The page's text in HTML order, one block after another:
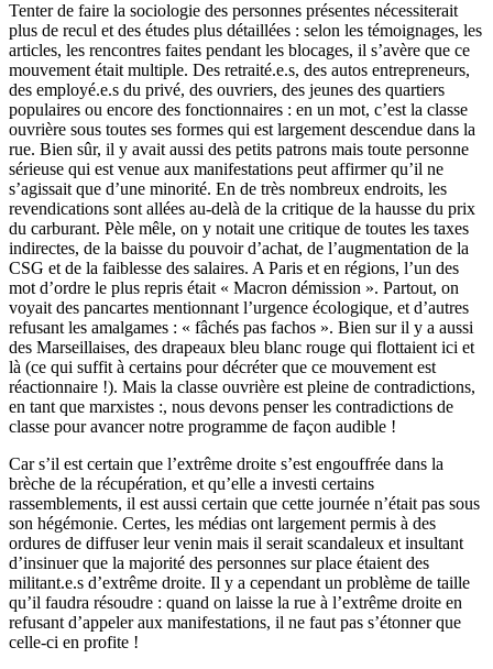
Tenter de faire la sociologie des personnes présentes nécessiterait
plus de recul et des études plus détaillées : selon les témoignages, les
articles, les rencontres faites pendant les blocages, il s’avère que ce
mouvement était multiple. Des retraité.e.s, des autos entrepreneurs,
des employé.e.s du privé, des ouvriers, des jeunes des quartiers
populaires ou encore des fonctionnaires : en un mot, c’est la classe
ouvrière sous toutes ses formes qui est largement descendue dans la
rue. Bien sûr, il y avait aussi des petits patrons mais toute personne
sérieuse qui est venue aux manifestations peut affirmer qu’il ne
s’agissait que d’une minorité. En de très nombreux endroits, les
revendications sont allées au-delà de la critique de la hausse du prix
du carburant. Pèle mêle, on y notait une critique de toutes les taxes
indirectes, de la baisse du pouvoir d’achat, de l’augmentation de la
CSG et de la faiblesse des salaires. A Paris et en régions, l’un des
mot d’ordre le plus repris était « Macron démission ». Partout, on
voyait des pancartes mentionnant l’urgence écologique, et d’autres
refusant les amalgames : « fâchés pas fachos ». Bien sur il y a aussi
des Marseillaises, des drapeaux bleu blanc rouge qui flottaient ici et
là (ce qui suffit à certains pour décréter que ce mouvement est
réactionnaire !). Mais la classe ouvrière est pleine de contradictions,
en tant que marxistes :, nous devons penser les contradictions de
classe pour avancer notre programme de façon audible !
Car s’il est certain que l’extrême droite s’est engouffrée dans la
brèche de la récupération, et qu’elle a investi certains
rassemblements, il est aussi certain que cette journée n’était pas sous
son hégémonie. Certes, les médias ont largement permis à des
ordures de diffuser leur venin mais il serait scandaleux et insultant
d’insinuer que la majorité des personnes sur place étaient des
militant.e.s d’extrême droite. Il y a cependant un problème de taille
qu’il faudra résoudre : quand on laisse la rue à l’extrême droite en
refusant d’appeler aux manifestations, il ne faut pas s’étonner que
celle-ci en profite !